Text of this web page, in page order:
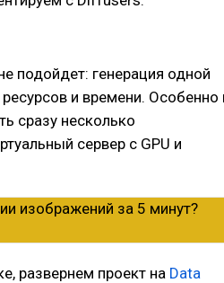
подойдет: генерация одной
и времени. Особенно
сразу несколько
сервер с GPU и
развернем проект на Data